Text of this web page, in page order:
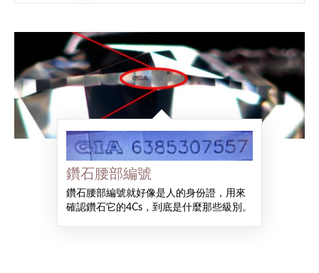
鑽石腰部編號
鑽石腰部編號就好像是人的身份證，用來
確認鑽石它的4Cs，到底是什麼那些級別。